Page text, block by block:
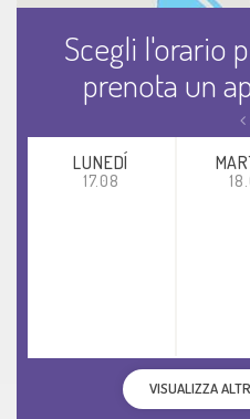
Scegli l'orario
prenota un
LUNEDÍ
17.08
VISUALIZZA